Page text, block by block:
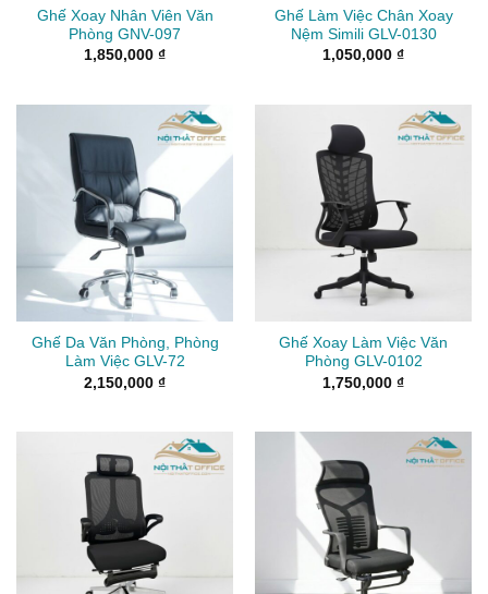
Ghế Xoay Nhân Viên Văn
Phòng GNV-097
1,850,000 ₫
Ghế Làm Việc Chân Xoay
Nệm Simili GLV-0130
1,050,000 ₫
Ghế Da Văn Phòng, Phòng
Làm Việc GLV-72
2,150,000 ₫
Ghế Xoay Làm Việc Văn
Phòng GLV-0102
1,750,000 ₫